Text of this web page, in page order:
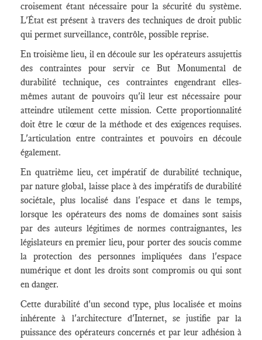
croisement étant nécessaire pour la sécurité du système.
L'État est présent à travers des techniques de droit public
qui permet surveillance, contrôle, possible reprise.
En troisième lieu, il en découle sur les opérateurs assujettis
des contraintes pour servir ce But Monumental de
durabilité technique, ces contraintes engendrant elles-
mêmes autant de pouvoirs qu'il leur est nécessaire pour
atteindre utilement cette mission. Cette proportionnalité
doit être le cœur de la méthode et des exigences requises.
L'articulation entre contraintes et pouvoirs en découle
également.
En quatrième lieu, cet impératif de durabilité technique,
par nature global, laisse place à des impératifs de durabilité
sociétale, plus localisé dans l'espace et dans le temps,
lorsque les opérateurs des noms de domaines sont saisis
par des auteurs légitimes de normes contraignantes, les
législateurs en premier lieu, pour porter des soucis comme
la protection des personnes impliquées dans l'espace
numérique et dont les droits sont compromis ou qui sont
en danger.
Cette durabilité d'un second type, plus localisée et moins
inhérente à l'architecture d'Internet, se justifie par la
puissance des opérateurs concernés et par leur adhésion à